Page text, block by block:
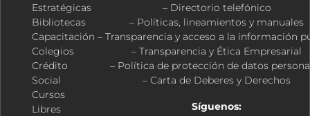
Estratégicas
Bibliotecas
Capacitación
Colegios
Crédito
Social
Cursos
Libres
– Directorio telefónico
– Políticas, lineamientos y manuales
– Transparencia y acceso a la información
– Transparencia y Ética Empresarial
– Política de protección de datos
– Carta de Deberes y Derechos
Síguenos: